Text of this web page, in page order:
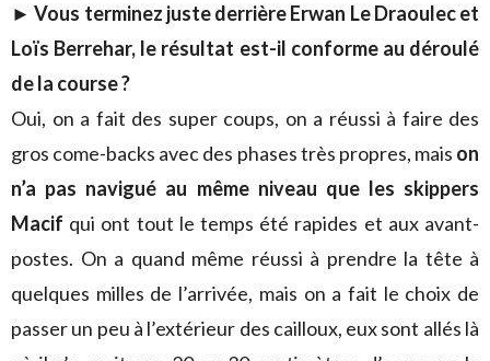
► Vous terminez juste derrière Erwan Le Draoulec et
Loïs Berrehar, le résultat est-il conforme au déroulé
de la course ?
Oui, on a fait des super coups, on a réussi à faire des
gros come-backs avec des phases très propres, mais on
n’a pas navigué au même niveau que les skippers
Macif qui ont tout le temps été rapides et aux avant-
postes. On a quand même réussi à prendre la tête à
quelques milles de l’arrivée, mais on a fait le choix de
passer un peu à l’extérieur des cailloux, eux sont allés là